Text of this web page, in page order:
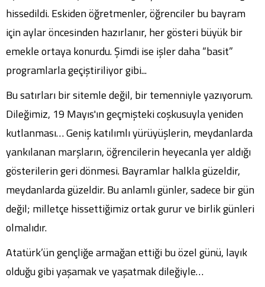
hissedildi. Eskiden öğretmenler, öğrenciler bu bayram
için aylar öncesinden hazırlanır, her gösteri büyük bir
emekle ortaya konurdu. Şimdi ise işler daha “basit”
programlarla geçiştiriliyor gibi...
Bu satırları bir sitemle değil, bir temenniyle yazıyorum.
Dileğimiz, 19 Mayıs'ın geçmişteki coşkusuyla yeniden
kutlanması… Geniş katılımlı yürüyüşlerin, meydanlarda
yankılanan marşların, öğrencilerin heyecanla yer aldığı
gösterilerin geri dönmesi. Bayramlar halkla güzeldir,
meydanlarda güzeldir. Bu anlamlı günler, sadece bir gün
değil; milletçe hissettiğimiz ortak gurur ve birlik günleri
olmalıdır.
Atatürk’ün gençliğe armağan ettiği bu özel günü, layık
olduğu gibi yaşamak ve yaşatmak dileğiyle…